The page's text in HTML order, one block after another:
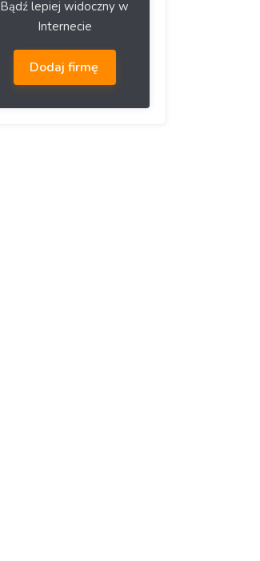
Bądź lepiej widoczny w
Internecie
Dodaj firmę